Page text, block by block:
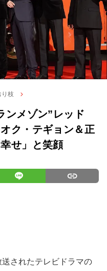
り枝
ンメゾン”レッド
ク・テギョン＆正
せ」と笑顔
されたテレビドラマの